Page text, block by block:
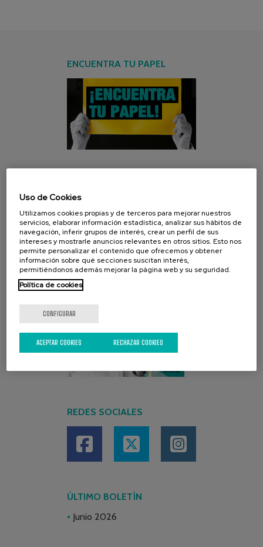
ENCUENTRA TU PAPEL
REDES SOCIALES
ÚLTIMO BOLETÍN
Junio 2026
Uso de Cookies
Utilizamos cookies propias y de terceros para mejorar nuestros
servicios, elaborar información estadística, analizar sus hábitos de
navegación, inferir grupos de interés, crear un perfil de sus
intereses y mostrarle anuncios relevantes en otros sitios. Esto nos
permite personalizar el contenido que ofrecemos y obtener
información sobre qué secciones suscitan interés,
permitiéndonos además mejorar la página web y su seguridad.
Política de cookies
CONFIGURAR
RECHAZAR COOKIES
ACEPTAR COOKIES